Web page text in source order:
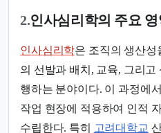
2.인사심리학의 주요 영
인사심리학은 조직의 생산성
의 선발과 배치, 교육, 그리
행하는 분야이다. 이 과정에서
작업 현장에 적용하여 인적
수립한다. 특히
고려대학교